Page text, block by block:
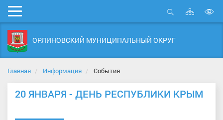
Мобильное
меню
Открыть
Карта
сайта
ОРЛИНОВСКИЙ МУНИЦИПАЛЬНЫЙ ОКРУГ
Главная Информация События
20 ЯНВАРЯ - ДЕНЬ РЕСПУБЛИКИ КРЫМ